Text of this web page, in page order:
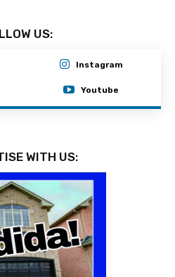
US:
Instagram
Youtube
WITH US: